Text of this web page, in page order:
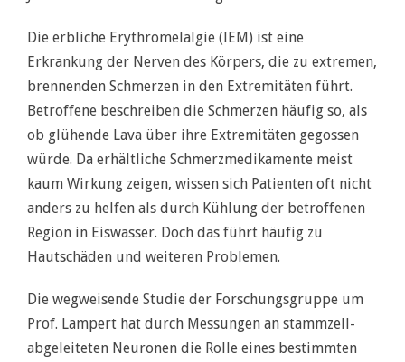
Die erbliche Erythromelalgie (IEM) ist eine
Erkrankung der Nerven des Körpers, die zu extremen,
brennenden Schmerzen in den Extremitäten führt.
Betroffene beschreiben die Schmerzen häufig so, als
ob glühende Lava über ihre Extremitäten gegossen
würde. Da erhältliche Schmerzmedikamente meist
kaum Wirkung zeigen, wissen sich Patienten oft nicht
anders zu helfen als durch Kühlung der betroffenen
Region in Eiswasser. Doch das führt häufig zu
Hautschäden und weiteren Problemen.
Die wegweisende Studie der Forschungsgruppe um
Prof. Lampert hat durch Messungen an stammzell-
abgeleiteten Neuronen die Rolle eines bestimmten